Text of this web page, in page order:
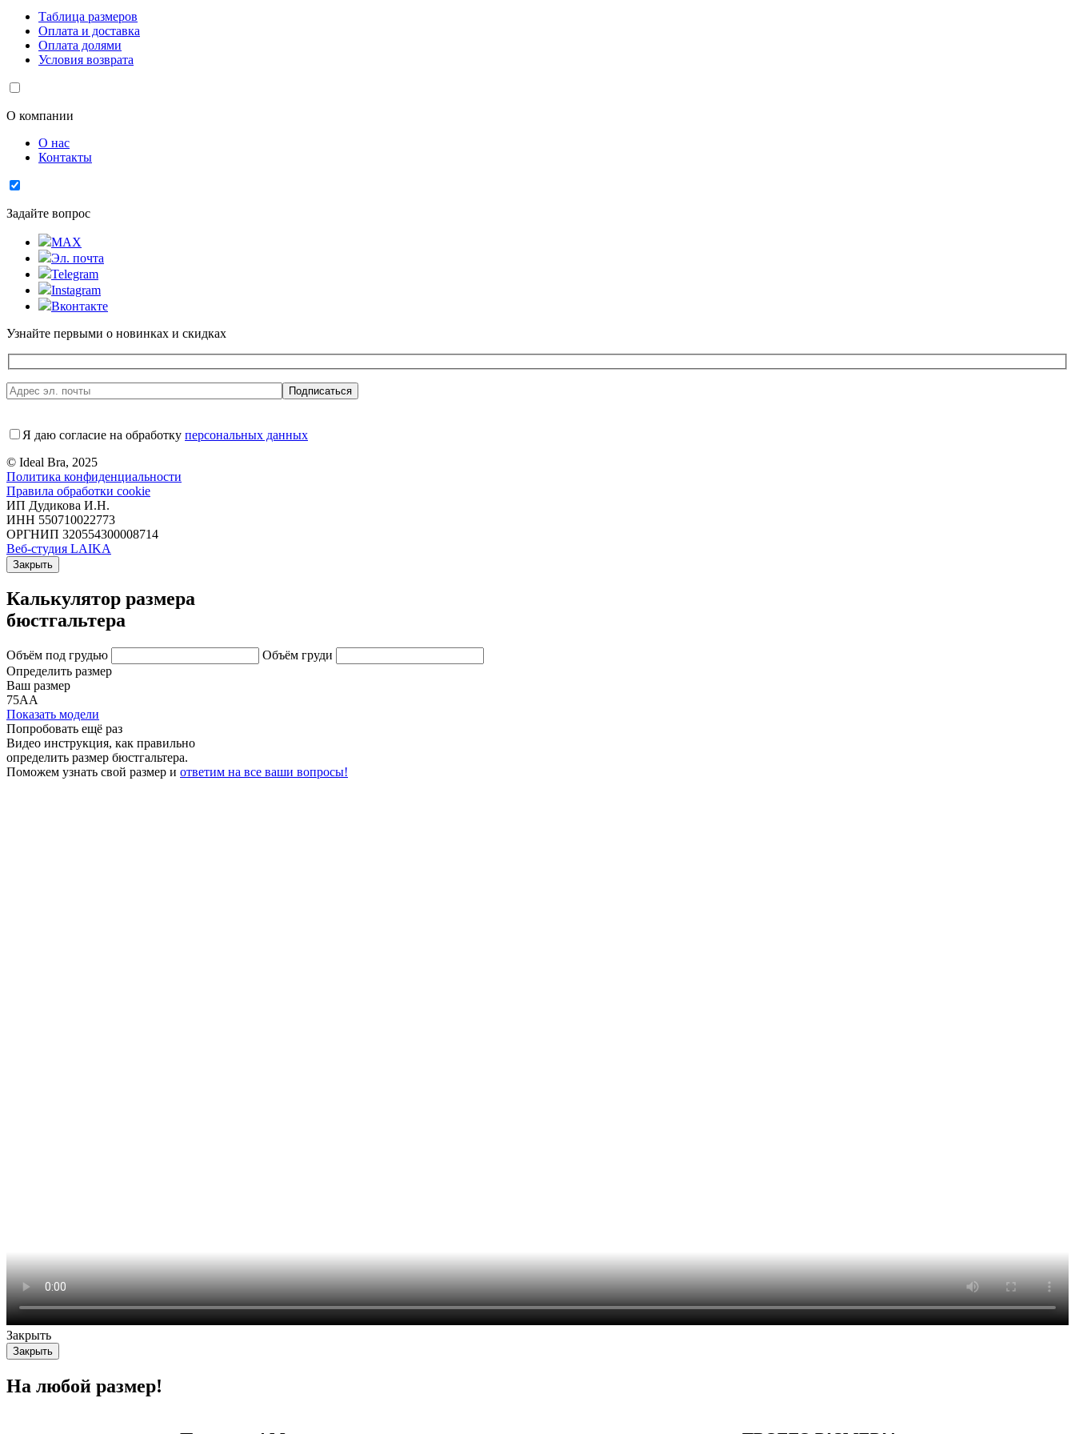
Таблица размеров
Оплата и доставка
Оплата долями
Условия возврата
О компании
О нас
Контакты
Задайте вопрос
MAX
Эл. почта
Telegram
Instagram
Вконтакте
Узнайте первыми о новинках и скидках
Я даю согласие на обработку персональных данных
© Ideal Bra, 2025
Политика конфиденциальности
Правила обработки cookie
ИП Дудикова И.Н.
ИНН 550710022773
ОРГНИП 320554300008714
Веб-студия LAIKA
Закрыть
Калькулятор размера
бюстгальтера
Объём под грудью
Объём груди
Определить размер
Ваш размер
75АА
Показать модели
Попробовать ещё раз
Видео инструкция, как правильно
определить размер бюстгальтера.
Поможем узнать свой размер и ответим на все ваши вопросы!
Закрыть
Закрыть
На любой размер!